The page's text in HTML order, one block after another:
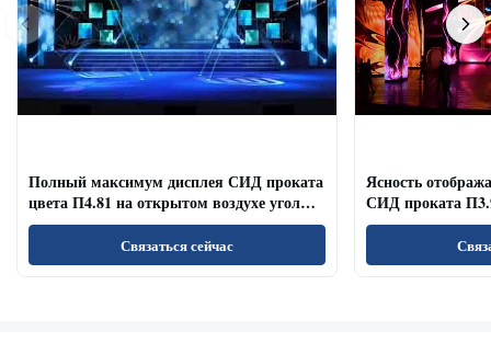
Полный максимум дисплея СИД проката
цвета П4.81 на открытом воздухе угол
наблюдения обновленного тарифа
Связаться сейчас
Ясность
СИД проката
залов/